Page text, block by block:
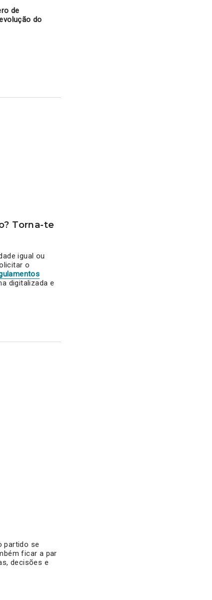
de
do
Torna-te
igual ou
o
digitalizada e
partido se
ficar a par
decisões e